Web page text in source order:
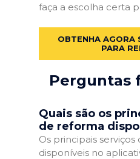
faça a escolha certa
OBTENHA AGORA
PARA
Perguntas
Quais são os
de reforma
Os principais
disponíveis no